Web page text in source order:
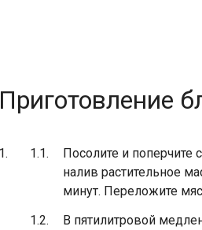
Приготовление
Посолите и поперчите
налив растительное
минут. Переложите
В пятилитровой